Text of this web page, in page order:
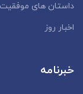
داستان‌ های موفقیت
اخبار روز
خبرنامه